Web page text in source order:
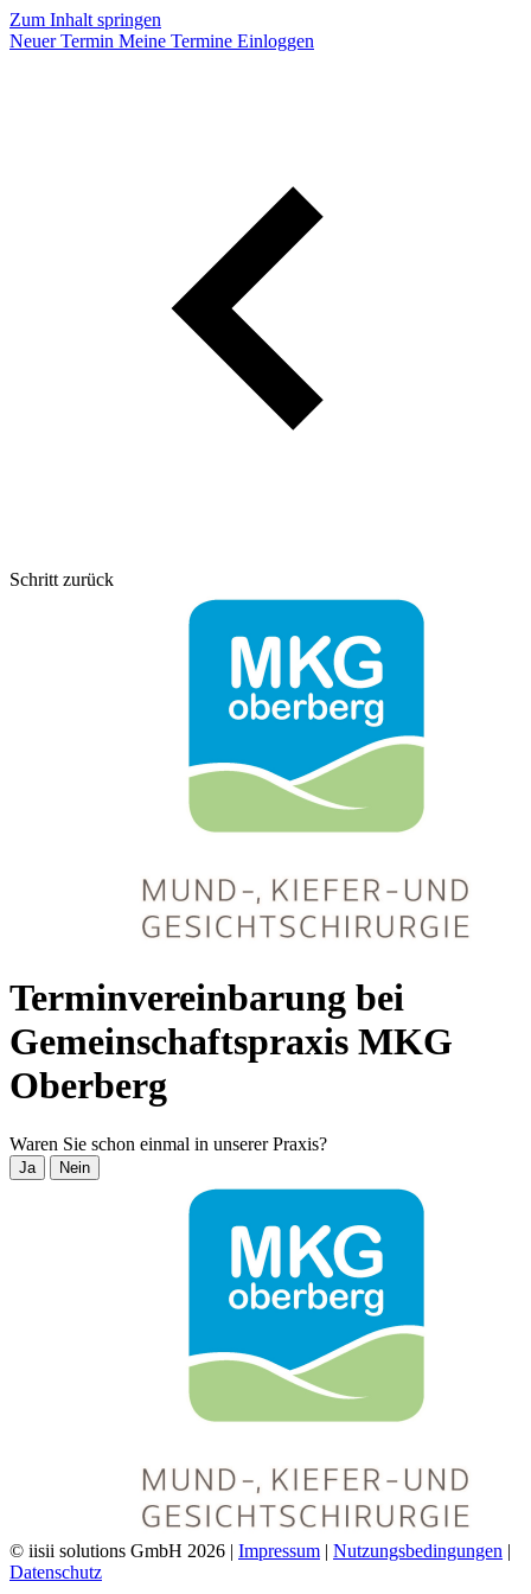
Zum Inhalt springen
Neuer Termin Meine Termine Einloggen
Schritt zurück
Terminvereinbarung bei
Gemeinschaftspraxis MKG
Oberberg
Waren Sie schon einmal in unserer Praxis?
Ja Nein
© iisii solutions GmbH 2026 | Impressum | Nutzungsbedingungen |
Datenschutz